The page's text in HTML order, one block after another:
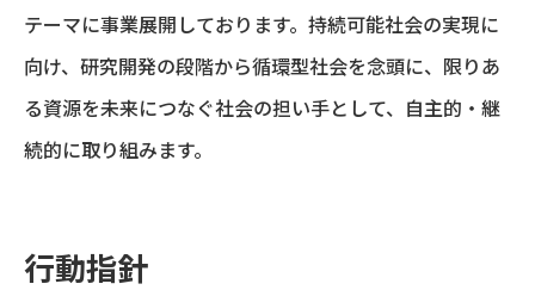
テーマに事業展開しております。持続可能社会の実現に
向け、研究開発の段階から循環型社会を念頭に、限りあ
る資源を未来につなぐ社会の担い手として、自主的・継
続的に取り組みます。
行動指針